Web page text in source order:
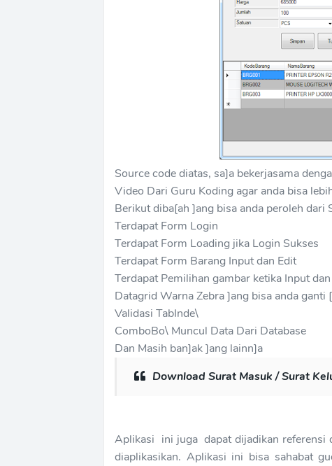
Source code diatas, sa]a bekerjasama
Video Dari Guru Koding agar anda bisa
Berikut diba[ah ]ang bisa anda peroleh
Terdapat Form Login
Terdapat Form Loading jika Login Sukses
Terdapat Form Barang Input dan Edit
Terdapat Pemilihan gambar ketika Input
Datagrid Warna Zebra ]ang bisa anda ganti
Validasi TabInde\
ComboBo\ Muncul Data Dari Database
Dan Masih ban]ak ]ang lainn]a
Download Surat Masuk / Surat
Aplikasi ini juga dapat dijadikan referensi
diaplikasikan. Aplikasi ini bisa sahabat